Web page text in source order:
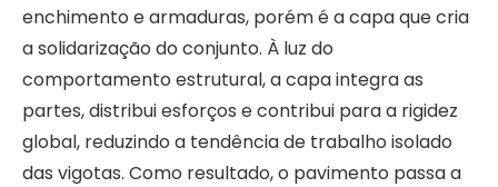
enchimento e armaduras, porém é a capa que cria
a solidarização do conjunto. À luz do
comportamento estrutural, a capa integra as
partes, distribui esforços e contribui para a rigidez
global, reduzindo a tendência de trabalho isolado
das vigotas. Como resultado, o pavimento passa a